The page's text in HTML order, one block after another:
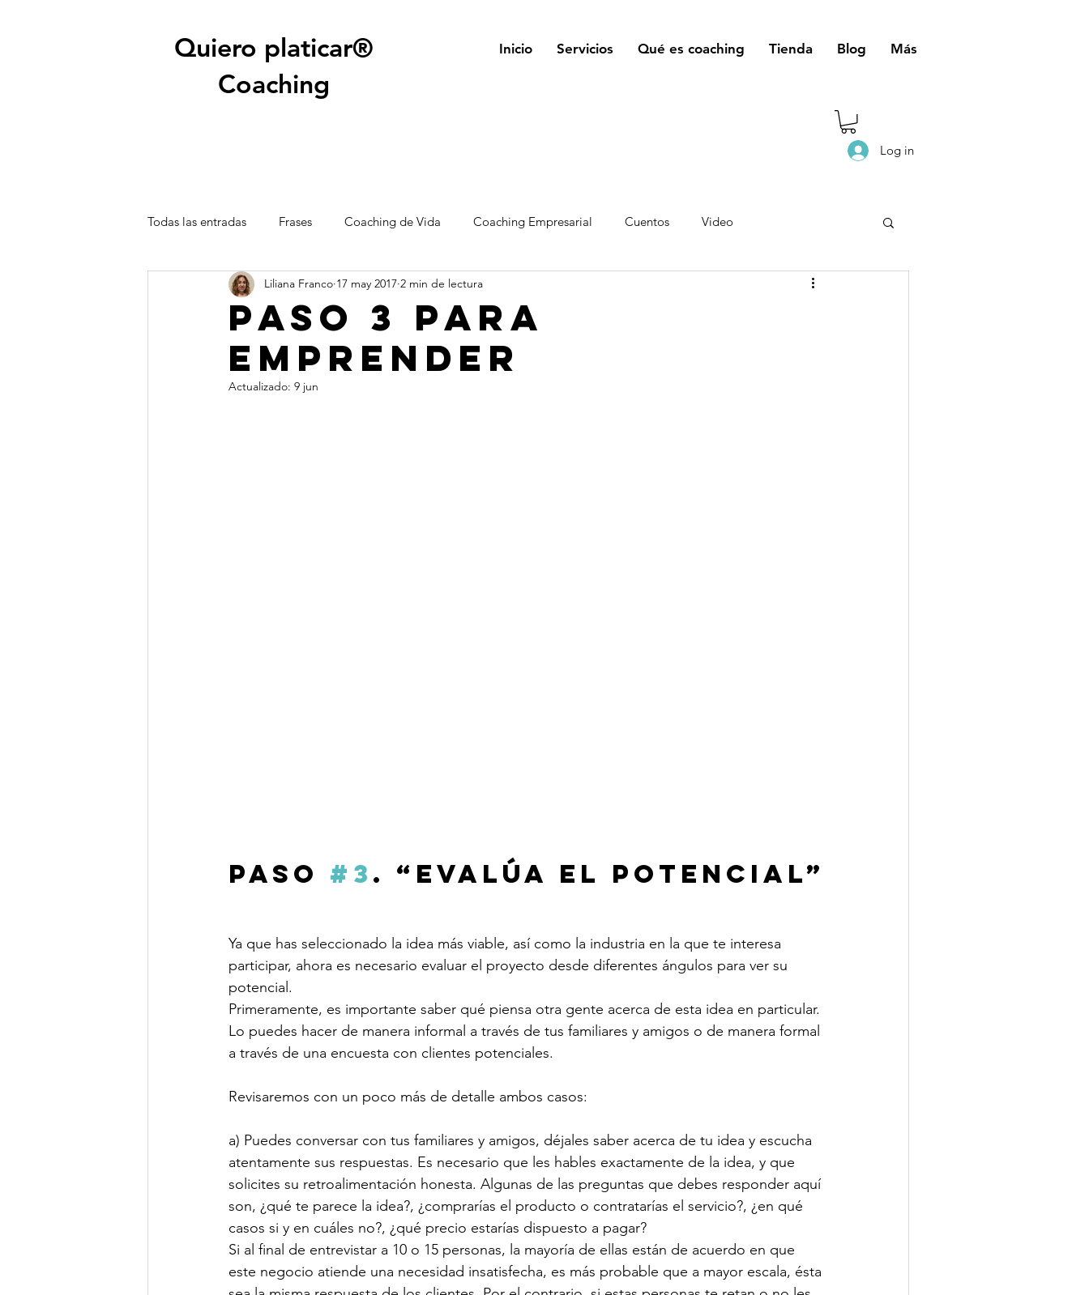
Quiero platicar®
Coaching
Inicio Servicios Qué es coaching Tienda Blog Más
Log in
Todas las entradas Frases Coaching de Vida Coaching Empresarial Cuentos Video
Paso 3 para
emprender
Liliana Franco 17 may 2017 2 min de lectura
Actualizado: 9 jun
Paso #3 . “Evalúa el potencial”
Ya que has seleccionado la idea más viable, así como la industria en la que te interesa
participar, ahora es necesario evaluar el proyecto desde diferentes ángulos para ver su
potencial.
Primeramente, es importante saber qué piensa otra gente acerca de esta idea en particular.
Lo puedes hacer de manera informal a través de tus familiares y amigos o de manera formal
a través de una encuesta con clientes potenciales.
Revisaremos con un poco más de detalle ambos casos:
a) Puedes conversar con tus familiares y amigos, déjales saber acerca de tu idea y escucha
atentamente sus respuestas. Es necesario que les hables exactamente de la idea, y que
solicites su retroalimentación honesta. Algunas de las preguntas que debes responder aquí
son, ¿qué te parece la idea?, ¿comprarías el producto o contratarías el servicio?, ¿en qué
casos si y en cuáles no?, ¿qué precio estarías dispuesto a pagar?
Si al final de entrevistar a 10 o 15 personas, la mayoría de ellas están de acuerdo en que
este negocio atiende una necesidad insatisfecha, es más probable que a mayor escala, ésta